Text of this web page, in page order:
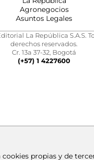
Agronegocios
Asuntos Legales
La República S.A.S.
derechos reservados.
Cr. 13a 37-32, Bogotá
(+57) 1 4227600
propias y de